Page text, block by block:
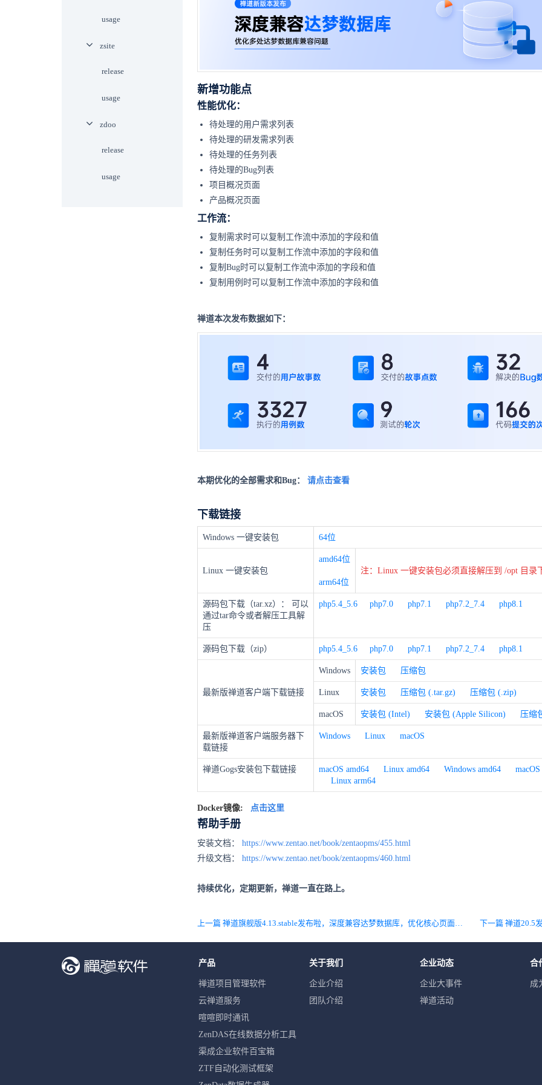
新增功能点
性能优化：
待处理的用户需求列表
待处理的研发需求列表
待处理的任务列表
待处理的Bug列表
项目概况页面
产品概况页面
工作流：
复制需求时可以复制工作流中添加的字段和值
复制任务时可以复制工作流中添加的字段和值
复制Bug时可以复制工作流中添加的字段和值
复制用例时可以复制工作流中添加的字段和值
禅道本次发布数据如下：
本期优化的全部需求和Bug： 请点击查看
下载链接
Windows 一键安装包 64位
Linux 一键安装包
amd64位
arm64位
注：Linux 一键安装包必须直接解压到 /opt 目录
源码包下载（tar.xz）： 可以
通过tar命令或者解压工具解
压
php5.4_5.6 php7.0 php7.1 php7.2_7.4 php8.1
源码包下载（zip） php5.4_5.6 php7.0 php7.1 php7.2_7.4 php8.1
最新版禅道客户端下载链接
Windows 安装包 压缩包
Linux 安装包 压缩包 (.tar.gz) 压缩包 (.zip)
macOS 安装包 (Intel) 安装包 (Apple Silicon) 压缩
最新版禅道客户端服务器下
载链接
Windows Linux macOS
禅道Gogs安装包下载链接 macOS amd64 Linux amd64 Windows amd64
Linux arm64
Docker镜像: 点击这里
帮助手册
安装文档： https://www.zentao.net/book/zentaopms/455.html
升级文档： https://www.zentao.net/book/zentaopms/460.html
持续优化，定期更新，禅道一直在路上。
上一篇 禅道旗舰版4.13.stable发布啦，深度兼容达梦数据库，优化核心页面性能，修复Bug
usage
zsite
release
usage
zdoo
release
usage
产品
禅道项目管理软件
云禅道服务
喧喧即时通讯
ZenDAS在线数据分析工具
渠成企业软件百宝箱
ZTF自动化测试框架
关于我们
企业介绍
团队介绍
企业动态
企业大事件
禅道活动
合
成